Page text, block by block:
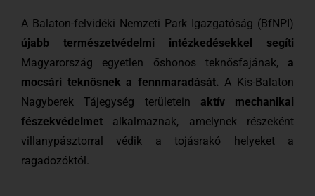
A Balaton-felvidéki Nemzeti Park Igazgatóság (BfNPI)
újabb természetvédelmi intézkedésekkel segíti
Magyarország egyetlen őshonos teknősfajának, a
mocsári teknősnek a fennmaradását. A Kis-Balaton
Nagyberek Tájegység területein aktív mechanikai
fészekvédelmet alkalmaznak, amelynek részeként
villanypásztorral védik a tojásrakó helyeket a
ragadozóktól.